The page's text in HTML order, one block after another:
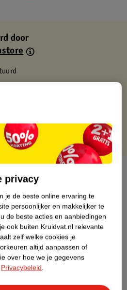
door
kaart
heeft (nog) geen Nature
informatie
privacy
je de beste online ervaring te
persoonlijker en makkelijker te
de beste acties en aanbiedingen
ook buiten Kruidvat.nl relevante
zelf welke cookies je
altijd aanpassen of
over hoe we je gegevens
Privacybeleid.